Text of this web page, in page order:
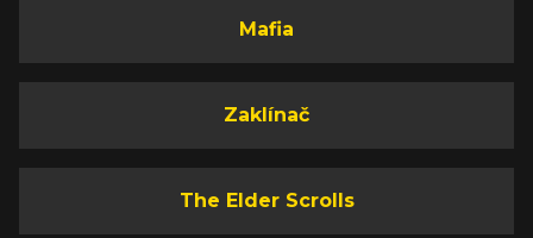
Mafia
Zaklínač
The Elder Scrolls